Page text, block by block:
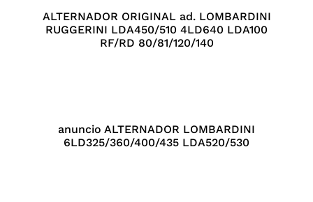
ALTERNADOR ORIGINAL ad. LOMBARDINI
RUGGERINI LDA450/510 4LD640 LDA100
RF/RD 80/81/120/140
anuncio ALTERNADOR LOMBARDINI
6LD325/360/400/435 LDA520/530